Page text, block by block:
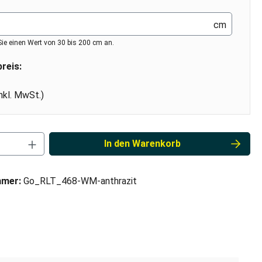
cm
einen Wert von 30 bis 200 cm an.
MwSt.)
Anzahl: Gib den gewünschten Wert ein
In den Warenkorb
Go_RLT_468-WM-anthrazit